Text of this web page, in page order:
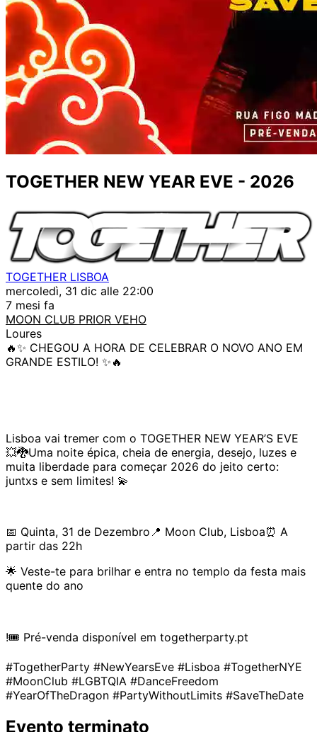
TOGETHER NEW YEAR EVE - 2026
TOGETHER LISBOA
mercoledì, 31 dic alle 22:00
7 mesi fa
MOON CLUB PRIOR VEHO
Loures
🔥✨ CHEGOU A HORA DE CELEBRAR O NOVO ANO EM
GRANDE ESTILO! ✨🔥
Lisboa vai tremer com o TOGETHER NEW YEAR’S EVE
💥🐉Uma noite épica, cheia de energia, desejo, luzes e
muita liberdade para começar 2026 do jeito certo:
juntxs e sem limites! 💫
📅 Quinta, 31 de Dezembro📍 Moon Club, Lisboa⏰ A
partir das 22h
🌟 Veste-te para brilhar e entra no templo da festa mais
quente do ano
!🎟️ Pré-venda disponível em togetherparty.pt
#TogetherParty #NewYearsEve #Lisboa #TogetherNYE
#MoonClub #LGBTQIA #DanceFreedom
#YearOfTheDragon #PartyWithoutLimits #SaveTheDate
Evento terminato